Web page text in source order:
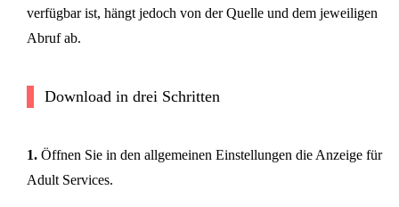
verfügbar ist, hängt jedoch von der Quelle und dem jeweiligen
Abruf ab.
Download in drei Schritten
1.Öffnen Sie in den allgemeinen Einstellungen die Anzeige für
Adult Services.